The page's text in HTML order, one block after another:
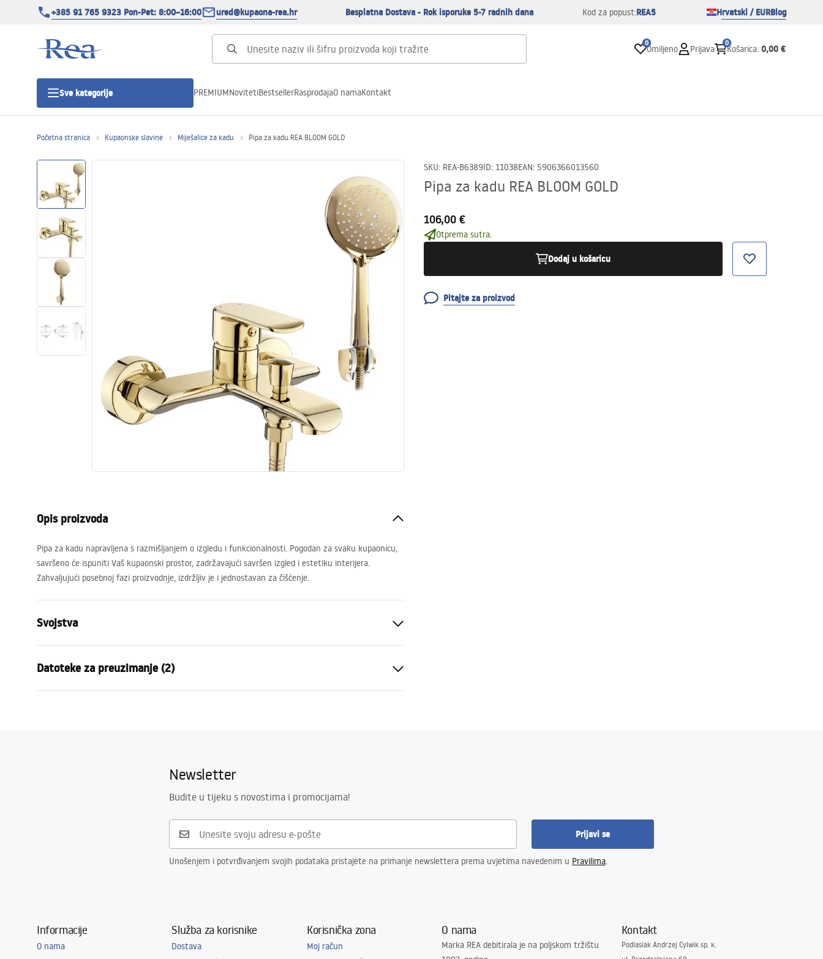
+385 91 765 9323 Pon-Pet: 8:00–16:00 ured@kupaona-rea.hr Besplatna Dostava - Rok isporuke 5-7 radnih dana Kod za popust:REA5 Hrvatski / EURBlog
0
Omiljeno Prijava
0
Košarica: 0,00 €
Sve kategorije
Tuš vrata
Tuš kade
Tuš Kanalice
Umivaonici
Kade i paravani
Miješalice, pipe, slavine
PREMIUMNovitetiBestsellerRasprodajaO namaKontakt
Početna stranica Kupaonske slavine Miješalice za kadu Pipa za kadu REA BLOOM GOLD
SKU: REA-B6389ID: 11038EAN: 5906366013560
Pipa za kadu REA BLOOM GOLD
106,00 €
Otprema sutra.
Dodaj u košaricu
Pitajte za proizvod
Opis proizvoda
Pipa za kadu napravljena s razmišljanjem o izgledu i funkcionalnosti. Pogodan za svaku kupaonicu,
savršeno će ispuniti Vaš kupaonski prostor, zadržavajući savršen izgled i estetiku interijera.
Zahvaljujući posebnoj fazi proizvodnje, izdržljiv je i jednostavan za čišćenje.
Svojstva
Način montaže
Boja
Zlatni
105
150mm
5 godina
Datoteke za preuzimanje (2)
Newsletter
Budite u tijeku s novostima i promocijama!
Prijavi se
Unošenjem i potvrđivanjem svojih podataka pristajete na primanje newslettera prema uvjetima navedenim u Pravilima.
Informacije
O nama
Služba za korisnike
Dostava
Korisnička zona
Moj račun
O nama
Marka REA debitirala je na poljskom tržištu
Kontakt
Podlasiak Andrzej Cylwik sp. k.